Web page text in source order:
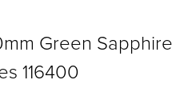
Green Sapphire
116400